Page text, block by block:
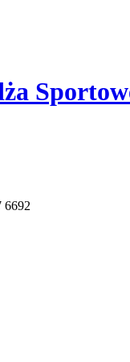
6692